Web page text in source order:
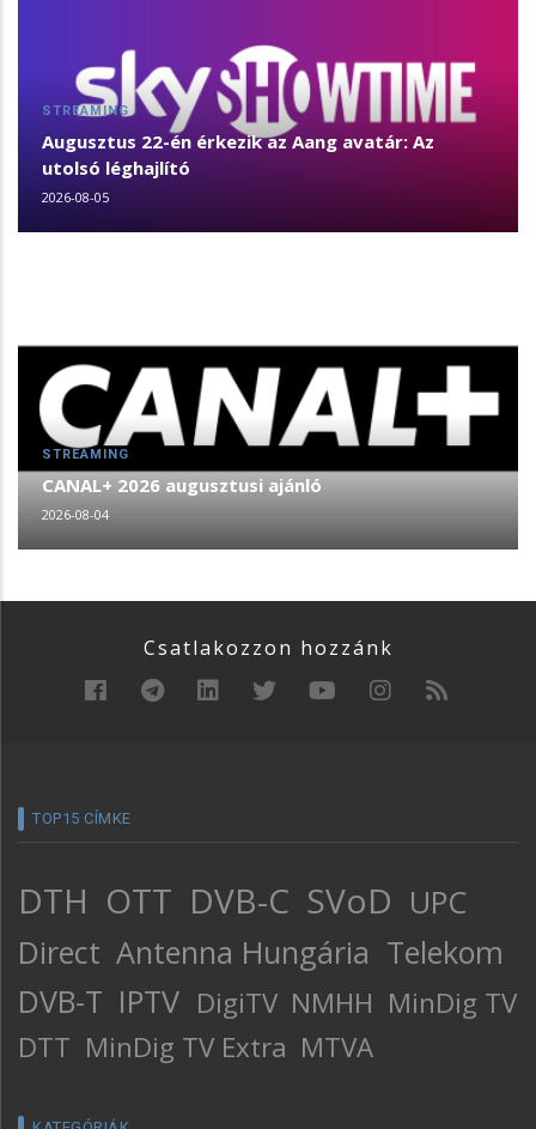
STREAMING
Augusztus 22-én érkezik az Aang avatár: Az
utolsó léghajlító
2026-08-05
STREAMING
CANAL+ 2026 augusztusi ajánló
2026-08-04
Csatlakozzon hozzánk
TOP15 CÍMKE
DTH OTT DVB-C SVoD UPC
Direct Antenna Hungária Telekom
DVB-T IPTV DigiTV NMHH MinDig TV
DTT MinDig TV Extra MTVA